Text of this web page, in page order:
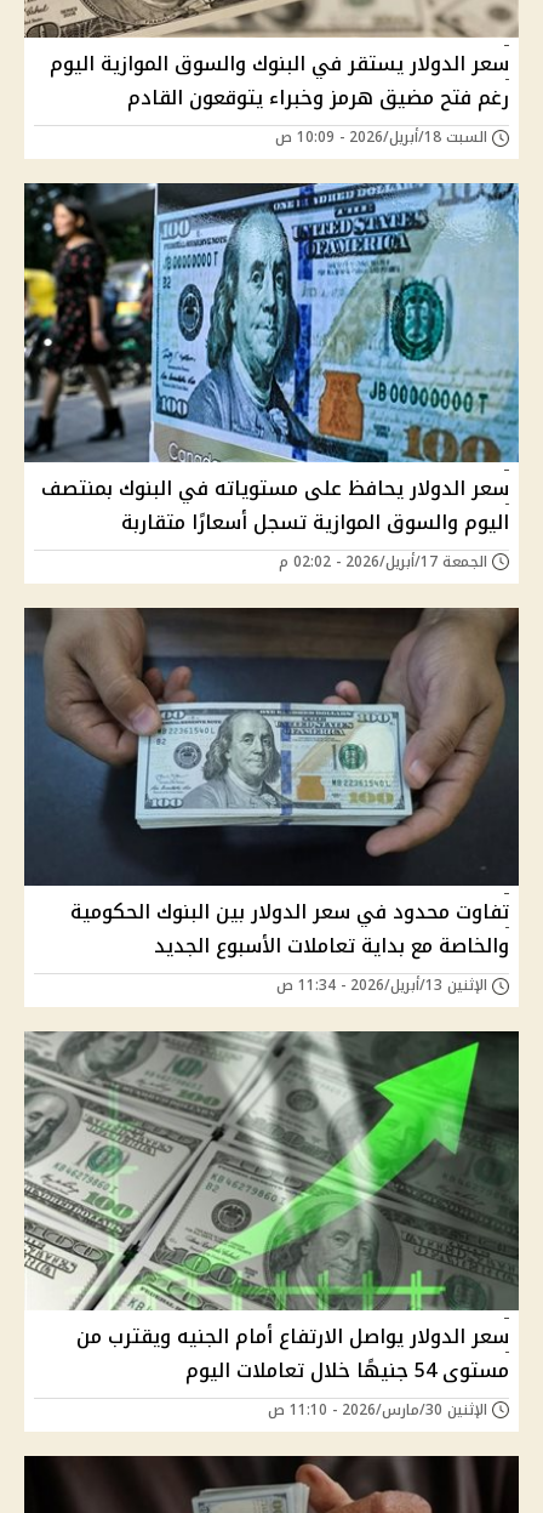
سعر الدولار يستقر في البنوك والسوق الموازية اليوم
رغم فتح مضيق هرمز وخبراء يتوقعون القادم
السبت 18/أبريل/2026 - 10:09 ص
سعر الدولار يحافظ على مستوياته في البنوك بمنتصف
اليوم والسوق الموازية تسجل أسعارًا متقاربة
الجمعة 17/أبريل/2026 - 02:02 م
تفاوت محدود في سعر الدولار بين البنوك الحكومية
والخاصة مع بداية تعاملات الأسبوع الجديد
الإثنين 13/أبريل/2026 - 11:34 ص
سعر الدولار يواصل الارتفاع أمام الجنيه ويقترب من
مستوى 54 جنيهًا خلال تعاملات اليوم
الإثنين 30/مارس/2026 - 11:10 ص